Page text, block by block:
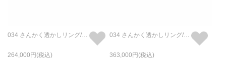
034 さんかく透かしリング/指輪 M - K18/イエローゴールド
264,000
034 さんかく透かしリング/指輪 L - K18/イエローゴールド
363,000